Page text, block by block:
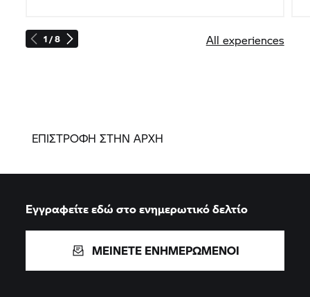
1 / 8 All experiences
ΕΠΙΣΤΡΟΦΗ ΣΤΗΝ ΑΡΧΗ
Εγγραφείτε εδώ στο ενημερωτικό δελτίο
ΜΕΙΝΕΤΕ ΕΝΗΜΕΡΩΜΕΝΟΙ